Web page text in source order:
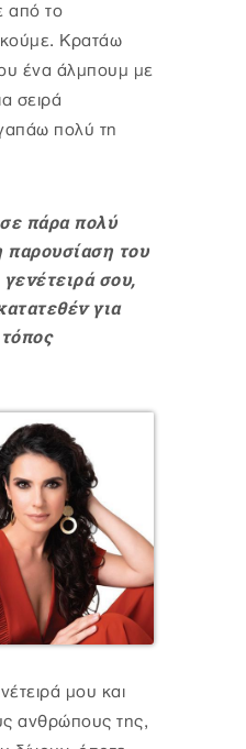
από το
Κρατάω
ένα άλμπουμ με
σειρά
πολύ τη
πάρα πολύ
παρουσίαση του
σου,
για
μου και
ανθρώπους της,